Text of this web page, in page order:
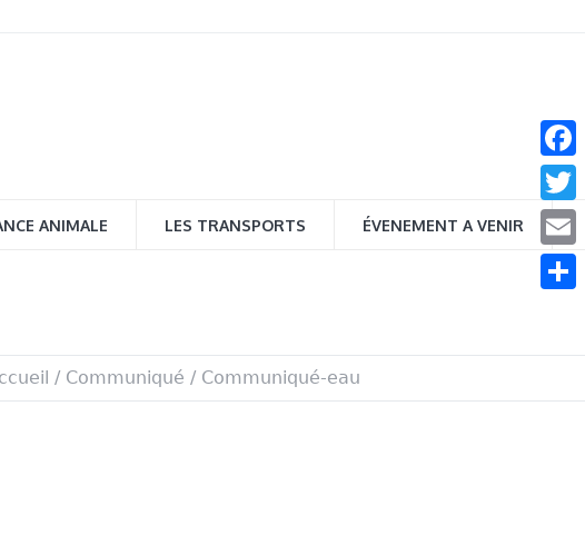
ANIMALE LES TRANSPORTS ÉVENEMENT A VENIR
/ Communiqué / Communiqué-eau
Email